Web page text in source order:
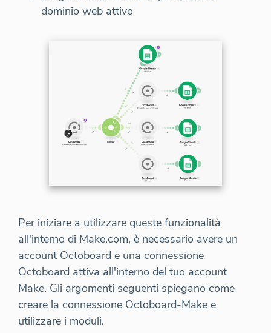
dominio web attivo
Per iniziare a utilizzare queste funzionalità
all'interno di Make.com, è necessario avere un
account Octoboard e una connessione
Octoboard attiva all'interno del tuo account
Make. Gli argomenti seguenti spiegano come
creare la connessione Octoboard-Make e
utilizzare i moduli.